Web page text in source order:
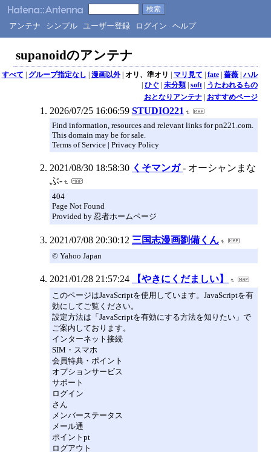
アンテナ シンプル ユーザー登録 ログイン ヘルプ
supanoidのアンテナ
すべて | グループ指定なし | 漫画以外| オリ、準オリ | マリ見て | fate| 薔薇|ハル
| ひぐ| 未分類| soft| うたわれるもの
おとなりアンテナ| おすすめページ
2026/07/25 16:06:59 STUDIO221
Find information, resources and relevant links for pn221.com.
This domain may be for sale.
Terms of Service | Privacy Policy
2021/08/30 18:58:30 くそマンガ- オーシャンまな
ぶ-
404
Page Not Found
Provided by 忍者ホームページ
2021/07/08 20:30:12 三国志漫画劉備くん
© Yahoo Japan
2021/01/28 21:57:24 【やきにくだましい】
このページはJavaScriptを使用しています。JavaScriptを有
効にしてご覧ください。
設定方法は「JavaScriptを有効にする方法を知りたい」で
ご案内しております。
インターネット接続
SIM・スマホ
会員特典・ポイント
オプションサービス
サポート
ログイン
さん
メンバーステータス
メール通
ポイントpt
ログアウト